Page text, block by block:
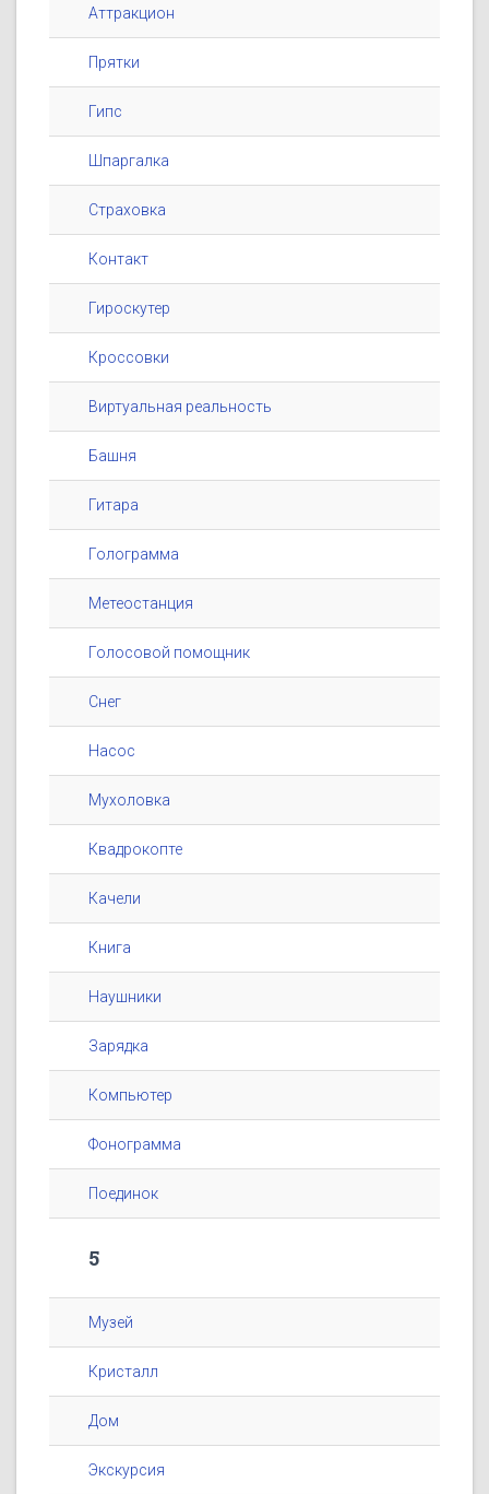
Аттракцион
Прятки
Гипс
Шпаргалка
Страховка
Контакт
Гироскутер
Кроссовки
Виртуальная реальность
Башня
Гитара
Голограмма
Метеостанция
Голосовой помощник
Снег
Насос
Мухоловка
Квадрокопте
Качели
Книга
Наушники
Зарядка
Компьютер
Фонограмма
Поединок
5
Музей
Кристалл
Дом
Экскурсия